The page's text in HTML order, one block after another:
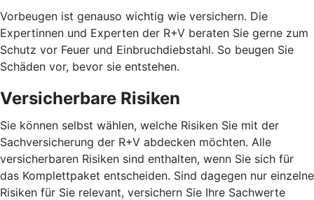
Vorbeugen ist genauso wichtig wie versichern. Die
Expertinnen und Experten der R+V beraten Sie gerne zum
Schutz vor Feuer und Einbruchdiebstahl. So beugen Sie
Schäden vor, bevor sie entstehen.
Versicherbare Risiken
Sie können selbst wählen, welche Risiken Sie mit der
Sachversicherung der R+V abdecken möchten. Alle
versicherbaren Risiken sind enthalten, wenn Sie sich für
das Komplettpaket entscheiden. Sind dagegen nur einzelne
Risiken für Sie relevant, versichern Sie Ihre Sachwerte